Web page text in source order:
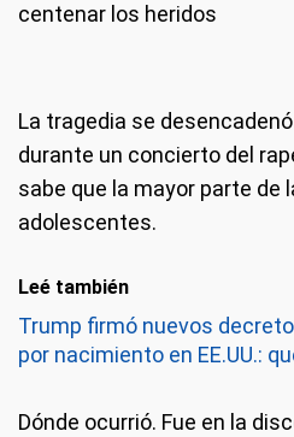
centenar los heridos
La tragedia se
durante un concierto del
sabe que la mayor parte
adolescentes.
Leé también
Trump firmó nuevos
por nacimiento en EE.UU.:
Dónde ocurrió. Fue en la